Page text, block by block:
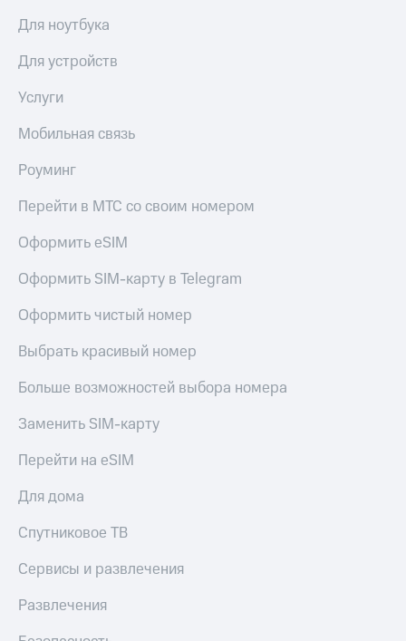
Для ноутбука
Для устройств
Услуги
Мобильная связь
Роуминг
Перейти в МТС со своим номером
Оформить eSIM
Оформить SIM-карту в Telegram
Оформить чистый номер
Выбрать красивый номер
Больше возможностей выбора номера
Заменить SIM-карту
Перейти на eSIM
Для дома
Спутниковое ТВ
Сервисы и развлечения
Развлечения